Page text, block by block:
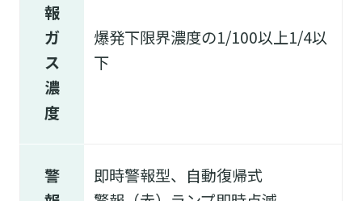
報
ガ
ス
濃
度
爆発下限界濃度の1/100以上1/4以
下
警
即時警報型、自動復帰式